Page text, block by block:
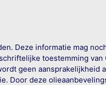
Deze informatie mag
toestemming
geen
Door deze